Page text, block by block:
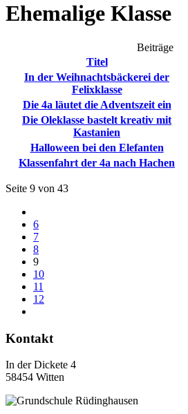
Ehemalige Klasse
Beiträge
Titel
In der Weihnachtsbäckerei der
Felixklasse
Die 4a läutet die Adventszeit ein
Die Oleklasse bastelt kreativ mit
Kastanien
Halloween bei den Elefanten
Klassenfahrt der 4a nach Hachen
Seite 9 von 43
6
7
8
9
10
11
12
Kontakt
In der Dickete 4
58454 Witten